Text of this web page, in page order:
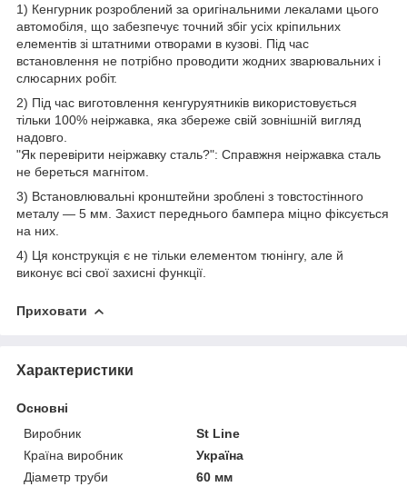
1) Кенгурник розроблений за оригінальними лекалами цього
автомобіля, що забезпечує точний збіг усіх кріпильних
елементів зі штатними отворами в кузові. Під час
встановлення не потрібно проводити жодних зварювальних і
слюсарних робіт.
2) Під час виготовлення кенгуруятників використовується
тільки 100% неіржавка, яка збереже свій зовнішній вигляд
надовго.
"Як перевірити неіржавку сталь?": Справжня неіржавка сталь
не береться магнітом.
3) Встановлювальні кронштейни зроблені з товстостінного
металу — 5 мм. Захист переднього бампера міцно фіксується
на них.
4) Ця конструкція є не тільки елементом тюнінгу, але й
виконує всі свої захисні функції.
Приховати
Характеристики
Основні
Виробник
St Line
Країна виробник
Україна
Діаметр труби
60 мм